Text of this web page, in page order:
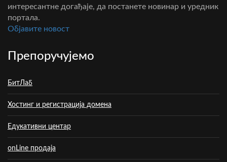
интересантне догађаје, да постанете новинар и уредник
портала.
Oбјавите новост
Препоручујемо
БитЛаб
Хостинг и регистрација домена
Едукативни центар
onLine продаја